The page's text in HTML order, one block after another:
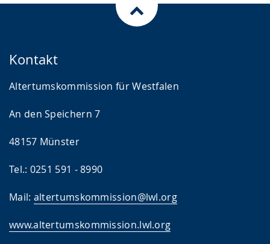
Kontakt
Altertumskommission für Westfalen
An den Speichern 7
48157 Münster
Tel.: 0251 591 - 8990
Mail: altertumskommission@lwl.org
www.altertumskommission.lwl.org